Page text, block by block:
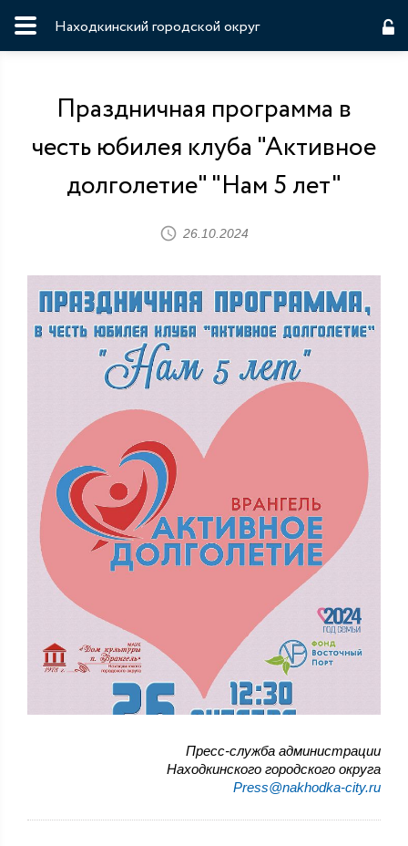
Находкинский городской округ
Праздничная программа в
честь юбилея клуба "Активное
долголетие" "Нам 5 лет"
26.10.2024
Пресс-служба администрации
Находкинского городского округа
Press@nakhodka-city.ru